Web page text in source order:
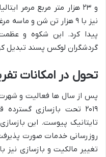
و ۲۳ هزار متر مربع مرمر
نیز با ۹ هزار تن شن و
پیدا کرد. این شکوه و
گردشگران لوکس پسند تبدیل
تحول در امکانات
پس از سال ها فعالیت و
۲۰۱۹ تحت بازسازی
تایتانیک پیوست. این
روزرسانی خدمات صورت
تغییر مالکیت و بازسازی نیز